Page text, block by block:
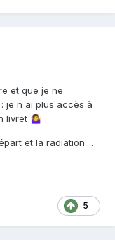
et que je ne
je n ai plus accès à
livret 🤷‍♀️
et la radiation....
5